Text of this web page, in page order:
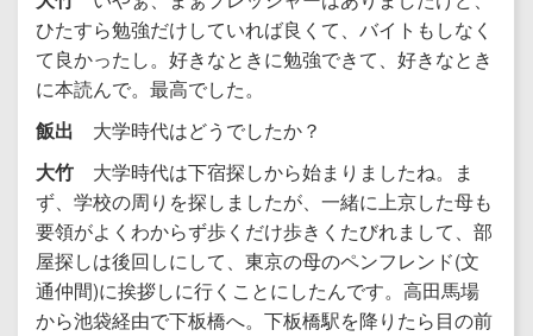
ひたすら勉強だけしていれば良くて、バイトもしなく
て良かったし。好きなときに勉強できて、好きなとき
に本読んで。最高でした。
飯出 大学時代はどうでしたか？
大竹 大学時代は下宿探しから始まりましたね。ま
ず、学校の周りを探しましたが、一緒に上京した母も
要領がよくわからず歩くだけ歩きくたびれまして、部
屋探しは後回しにして、東京の母のペンフレンド(文
通仲間)に挨拶しに行くことにしたんです。高田馬場
から池袋経由で下板橋へ。下板橋駅を降りたら目の前